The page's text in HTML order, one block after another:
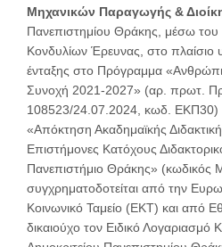
Μηχανικών Παραγωγής &
Πανεπιστημίου Θράκης, μέσω του
Κονδυλίων Έρευνας, στο πλαίσιο
ένταξης στο Πρόγραμμα
Συνοχή 2021-2027» (αρ. πρωτ.
108523/24.07.2024, κωδ. ΕΚΠ30)
«Απόκτηση Ακαδημαϊκής
Επιστήμονες Κατόχους
Πανεπιστήμιο Θράκης» (κωδικός
συγχρηματοδοτείται από την
Κοινωνικό Ταμείο (ΕΚΤ) και από
δικαιούχο τον Ειδικό